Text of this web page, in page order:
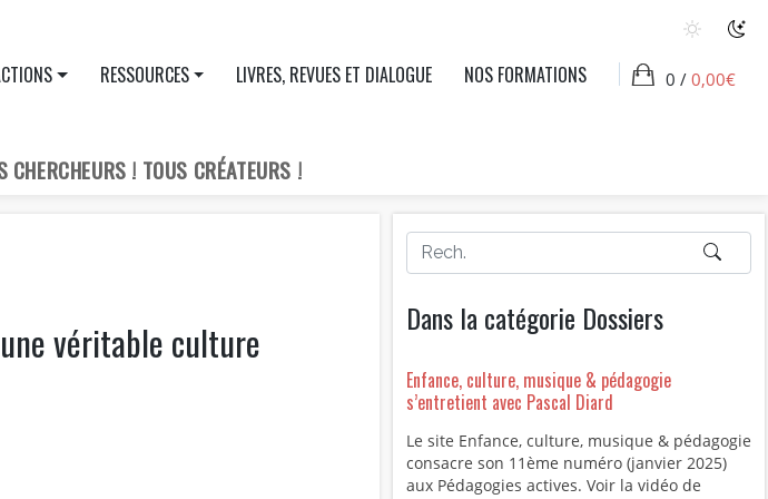
CHERCHEURS ! TOUS CRÉATEURS !
RESSOURCES LIVRES, REVUES ET DIALOGUE NOS FORMATIONS 0 / 0,00€
véritable culture
Dans la catégorie Dossiers
Enfance, culture, musique & pédagogie
s’entretient avec Pascal Diard
Le site Enfance, culture, musique & pédagogie
consacre son 11ème numéro (janvier 2025)
aux Pédagogies actives. Voir la vidéo de